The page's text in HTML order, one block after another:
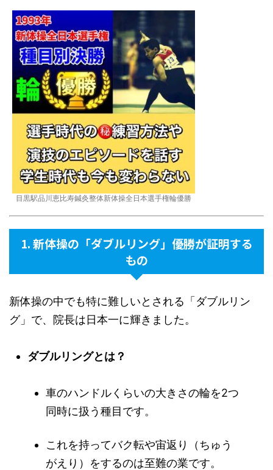
目黒駅品川恵比寿鍼灸整体新体操全日本選手権輪優勝
1. 新体操の「ダブルリング」優勝が証明する
もの
新体操の中でも特に難しいとされる「ダブルリン
グ」で、院長は日本一に輝きました。
ダブルリングとは？
車のハンドルくらいの大きさの輪を2つ
同時に扱う種目です。
これを持ってバク転や宙返り（ちゅう
がえり）をするのは至難の業です。